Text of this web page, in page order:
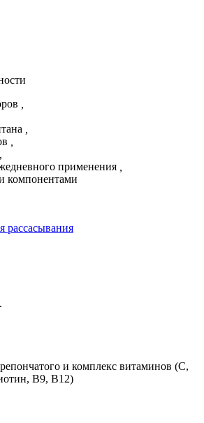
применения
компонентами
рассасывания
и комплекс витаминов (С,
В9, В12)